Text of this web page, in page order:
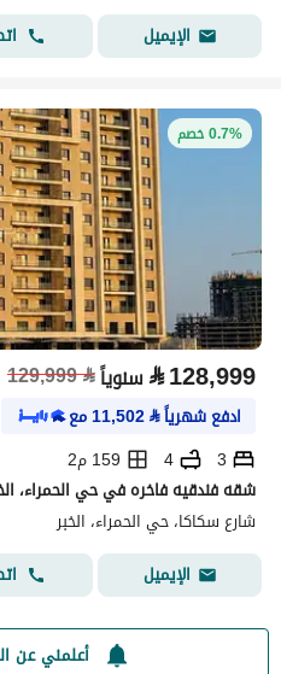
الإيميل
0.7% خصم
⃁128,999 سنوياً⃁
129,999
ادفع شهرياً⃁
11,502مع
3
4
159 م2
شقه فندقيه فاخره في حي الحمراء،
شارع سكاكا، حي الحمراء، الخبر
الإيميل
أعلمني عن